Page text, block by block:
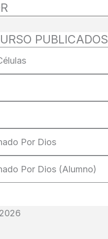
PUBLICADOS
Por Dios
Por Dios (Alumno)